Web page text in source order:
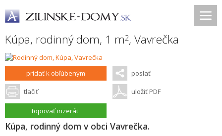
Kúpa, rodinný dom, 1 m2, Vavrečka
pridať k obľúbeným poslať
tlačiť uložiť PDF
topovať inzerát
Kúpa, rodinný dom v obci Vavrečka.